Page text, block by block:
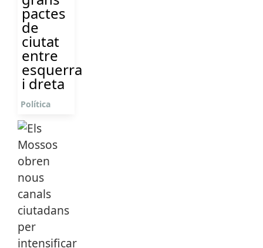
pactes
de
ciutat
entre
esquerra
i dreta
Política